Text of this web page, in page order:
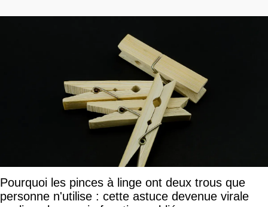
Pourquoi les pinces à linge ont deux trous que
personne n'utilise : cette astuce devenue virale